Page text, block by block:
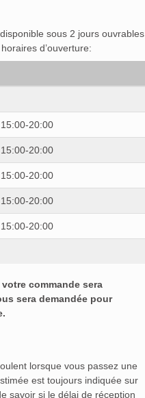
sous 2 jours ouvrables
d’ouverture:
20:00
20:00
20:00
20:00
20:00
commande sera
sera demandée pour
lorsque vous passez une
est toujours indiquée sur
savoir si le délai de réception